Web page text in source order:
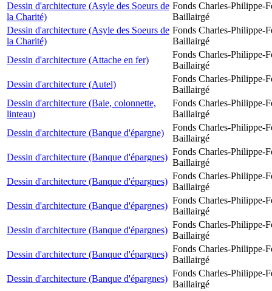
Dessin d'architecture (Asyle des Soeurs de
la Charité)
Fonds Charles-Philippe-
Baillairgé
Dessin d'architecture (Asyle des Soeurs de
la Charité)
Fonds Charles-Philippe-
Baillairgé
Dessin d'architecture (Attache en fer)
Fonds Charles-Philippe-
Baillairgé
Dessin d'architecture (Autel)
Fonds Charles-Philippe-
Baillairgé
Dessin d'architecture (Baie, colonnette,
linteau)
Fonds Charles-Philippe-
Baillairgé
Dessin d'architecture (Banque d'épargne)
Fonds Charles-Philippe-
Baillairgé
Dessin d'architecture (Banque d'épargnes)
Fonds Charles-Philippe-
Baillairgé
Dessin d'architecture (Banque d'épargnes)
Fonds Charles-Philippe-
Baillairgé
Dessin d'architecture (Banque d'épargnes)
Fonds Charles-Philippe-
Baillairgé
Dessin d'architecture (Banque d'épargnes)
Fonds Charles-Philippe-
Baillairgé
Dessin d'architecture (Banque d'épargnes)
Fonds Charles-Philippe-
Baillairgé
Dessin d'architecture (Banque d'épargnes)
Fonds Charles-Philippe-
Baillairgé